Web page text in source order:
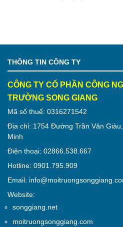
THÔNG TIN CÔNG TY
CÔNG TY CỔ PHẦN CÔNG
TRƯỜNG SONG GIANG
Mã số thuế: 0316271542
Địa chỉ: 1754 Đường Trần Văn
Minh
Điện thoại: 02866.538.667
Hotline: 0901.795.909
Email:
Website:
songgiang.net
moitruongsonggiang.com